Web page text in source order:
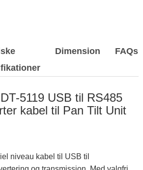
Dimension FAQs
5119 USB til RS485
kabel til Pan Tilt Unit
niveau kabel til USB til